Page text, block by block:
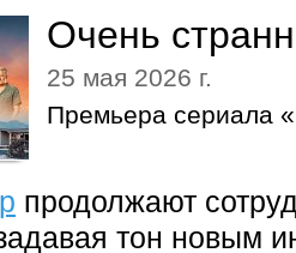
Очень
25 мая 2026 г.
Премьера сериала
продолжают
тон новым